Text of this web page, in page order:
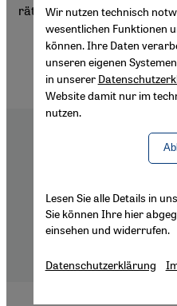
rätselhaftesten Mordfälle
Footer
Wir nutzen technisch
wesentlichen Funktionen
können. Ihre Daten
unseren eigenen
in unserer
Website damit nur im
nutzen.
Lesen Sie alle Details in
Sie können Ihre hier
einsehen und widerrufen.
Datenschutzerklärung